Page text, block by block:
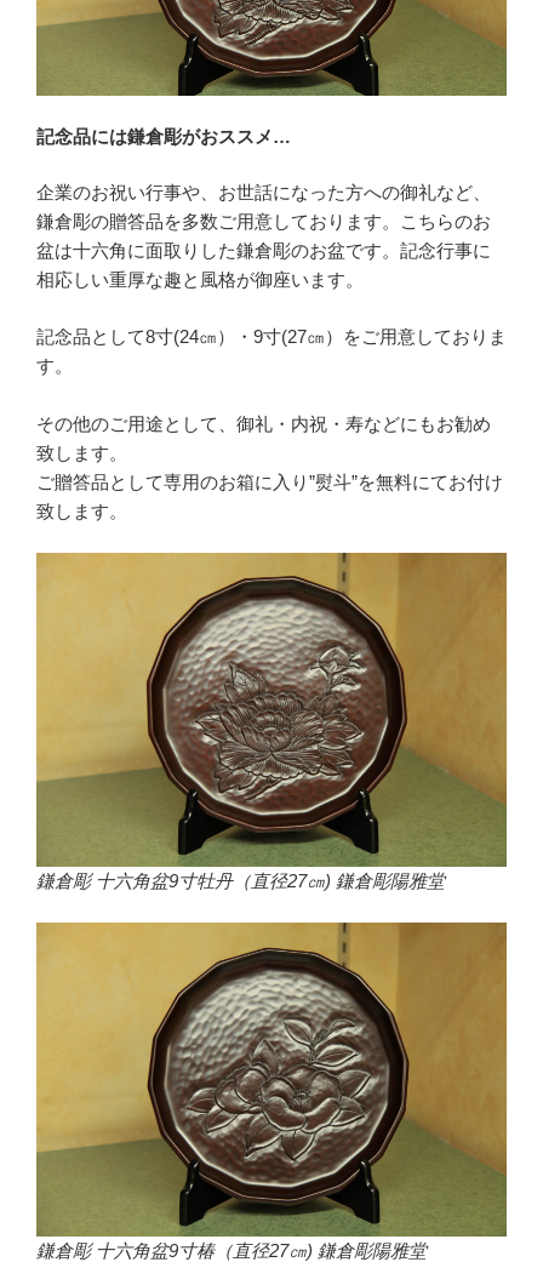
記念品には鎌倉彫がおススメ…
企業のお祝い行事や、お世話になった方への御礼など、
鎌倉彫の贈答品を多数ご用意しております。こちらのお
盆は十六角に面取りした鎌倉彫のお盆です。記念行事に
相応しい重厚な趣と風格が御座います。
記念品として8寸(24㎝）・9寸(27㎝）をご用意しておりま
す。
その他のご用途として、御礼・内祝・寿などにもお勧め
致します。
ご贈答品として専用のお箱に入り”熨斗”を無料にてお付け
致します。
鎌倉彫 十六角盆9寸牡丹（直径27㎝) 鎌倉彫陽雅堂
鎌倉彫 十六角盆9寸椿（直径27㎝) 鎌倉彫陽雅堂